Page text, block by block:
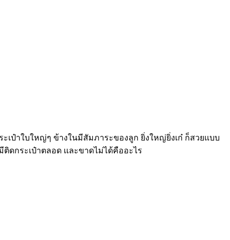
เป๋าใบใหญ่ๆ ข้างในมีสัมภาระของลูก ยิ่งใหญ่ยิ่งเก๋ ก็สวยแบบ
กระเป๋าตลอด เเละขาดไม่ได้คืออะไร